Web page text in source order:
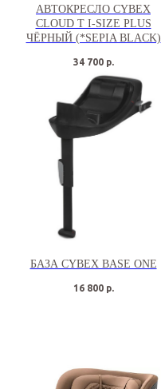
АВТОКРЕСЛО CYBEX
CLOUD T I-SIZE PLUS
ЧЁРНЫЙ (*SEPIA BLACK)
34 700 р.
БАЗА CYBEX BASE ONE
16 800 р.